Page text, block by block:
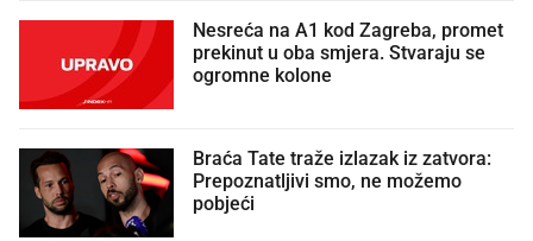
Nesreća na A1 kod Zagreba, promet
prekinut u oba smjera. Stvaraju se
ogromne kolone
Braća Tate traže izlazak iz zatvora:
Prepoznatljivi smo, ne možemo
pobjeći